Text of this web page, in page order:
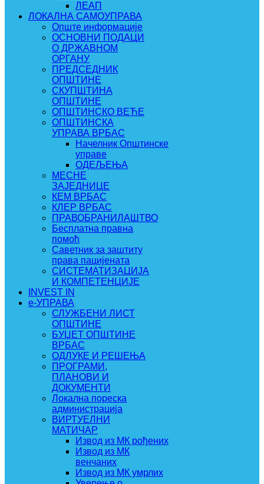
ЛЕАП
ЛОКАЛНА САМОУПРАВА
Опште информације
ОСНОВНИ ПОДАЦИ
О ДРЖАВНОМ
ОРГАНУ
ПРЕДСЕДНИК
ОПШТИНЕ
СКУПШТИНА
ОПШТИНЕ
ОПШТИНСКО ВЕЋЕ
ОПШТИНСКА
УПРАВА ВРБАС
Начелник Општинске
управе
ОДЕЉЕЊА
МЕСНЕ
ЗАЈЕДНИЦЕ
КЕМ ВРБАС
КЛЕР ВРБАС
ПРАВОБРАНИЛАШТВО
Бесплатна правна
помоћ
Саветник за заштиту
права пацијената
СИСТЕМАТИЗАЦИЈА
И КОМПЕТЕНЦИЈЕ
INVEST IN
e-УПРАВА
СЛУЖБЕНИ ЛИСТ
ОПШТИНЕ
БУЏЕТ ОПШТИНЕ
ВРБАС
ОДЛУКЕ И РЕШЕЊА
ПРОГРАМИ,
ПЛАНОВИ И
ДОКУМЕНТИ
Локална пореска
администрација
ВИРТУЕЛНИ
МАТИЧАР
Извод из МК рођених
Извод из МК
венчаних
Извод из МК умрлих